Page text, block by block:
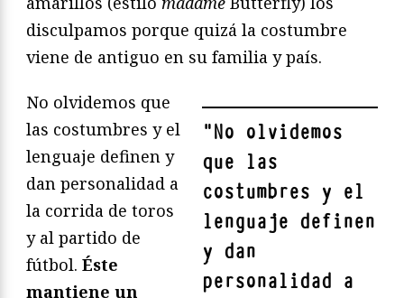
disculpamos porque quizá la costumbre
viene de antiguo en su familia y país.
"No olvidemos
que las
costumbres y el
lenguaje definen
y dan
personalidad a
No olvidemos que
las costumbres y el
lenguaje definen y
dan personalidad a
la corrida de toros
y al partido de
fútbol. Éste
mantiene un